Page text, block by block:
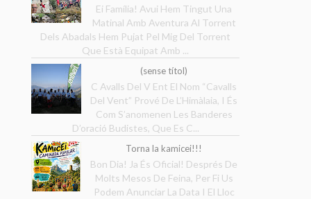
Ei Família! Avui Hem Tingut Una
Matinal Amb Aventura Al Torrent
Dels Abadals Hem Pujat Pel Mig Del Torrent
Que Està Equipat Amb ...
(sense títol)
C Avalls Del V Ent El Nom “Cavalls
Del Vent” Prové De L’Himàlaia, I És
Com S’anomenen Les Banderes
D’oració Budistes, Que Es C...
Torna la kamicei!!!
Bon Dia! Ja És Oficial! Després De
Molts Mesos De Feina, Per Fi Us
Podem Anunciar La Data I El Lloc